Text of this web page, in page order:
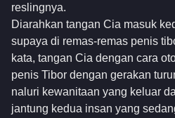
reslingnya.
Diarahkan tangan Cia masuk
supaya di remas-remas penis
kata, tangan Cia dengan cara
penis Tibor dengan gerakan
naluri kewanitaan yang keluar
jantung kedua insan yang